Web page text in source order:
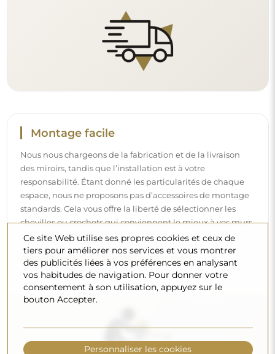
Nettoyage et entretien
Pour maintenir un éclat optimal, il suffit d’un chiffon en
microfibre et d’eau chaude. Si vous optez pour des
produits spécifiques, veillez à ce qu’ils aient un pH neutre
(autour de 7). Évitez les nettoyants puissants contenant du
vinaigre, de l’ammoniaque ou des acides forts – cela
permettra de conserver un beau reflet pendant de
nombreuses années.
Voulez-vous en savoir plus ?
Ce site Web utilise ses propres cookies et ceux de
tiers pour améliorer nos services et vous montrer
des publicités liées à vos préférences en analysant
vos habitudes de navigation. Pour donner votre
consentement à son utilisation, appuyez sur le
bouton Accepter.
Personnaliser les cookies